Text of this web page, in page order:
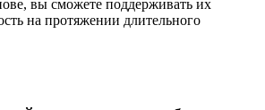
вы сможете поддерживать их
на протяжении длительного